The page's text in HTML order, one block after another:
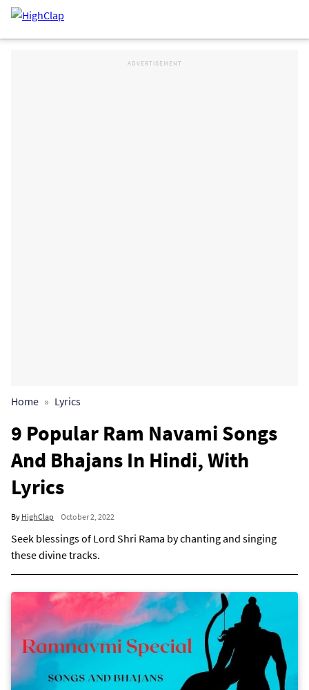
Home Lyrics
9 Popular Ram Navami Songs
And Bhajans In Hindi, With
Lyrics
By HighClap October 2, 2022
Seek blessings of Lord Shri Rama by chanting and singing
these divine tracks.